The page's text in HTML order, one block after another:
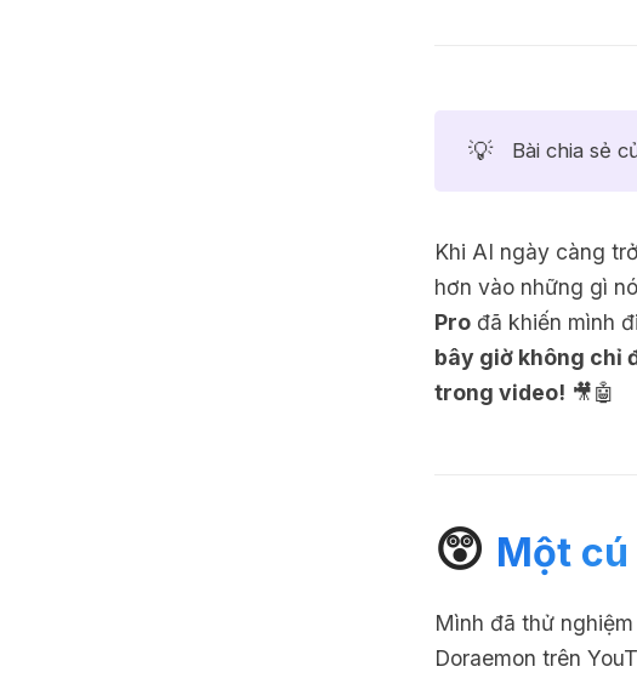
💡 Bài chia sẻ
Khi AI ngày càng
hơn vào những gì
Pro đã khiến mình
bây giờ không chỉ
trong video! 🎥🤖
😲 Một
Mình đã thử nghiệm
Doraemon trên